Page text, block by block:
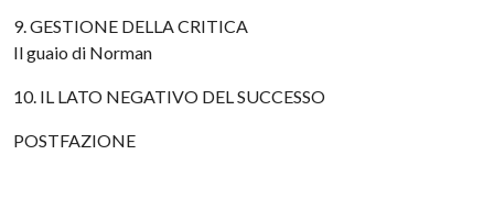
9. GESTIONE DELLA CRITICA
Il guaio di Norman
10. IL LATO NEGATIVO DEL SUCCESSO
POSTFAZIONE